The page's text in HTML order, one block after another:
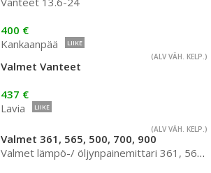
400 €
Kankaanpää
LIIKE
(ALV VÄH. KELP.)
Valmet Vanteet
437 €
Lavia
LIIKE
(ALV VÄH. KELP.)
Valmet 361, 565, 500, 700, 900
Valmet lämpö-/ öljynpainemittari 361, 565, 500, 700 jne